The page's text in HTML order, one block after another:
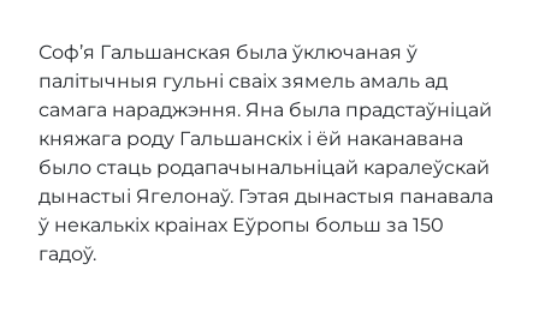
Соф’я Гальшанская была ўключаная ў
палітычныя гульні сваіх зямель амаль ад
самага нараджэння. Яна была прадстаўніцай
княжага роду Гальшанскіх і ёй наканавана
было стаць родапачынальніцай каралеўскай
дынастыі Ягелонаў. Гэтая дынастыя панавала
ў некалькіх краінах Еўропы больш за 150
гадоў.